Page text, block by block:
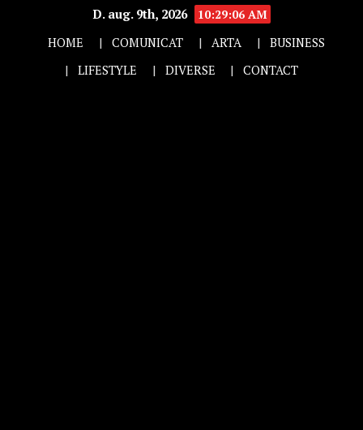
D. aug. 9th, 2026
10:29:07 AM
HOME
COMUNICAT ARTA
BUSINESS
LIFESTYLE
DIVERSE CONTACT